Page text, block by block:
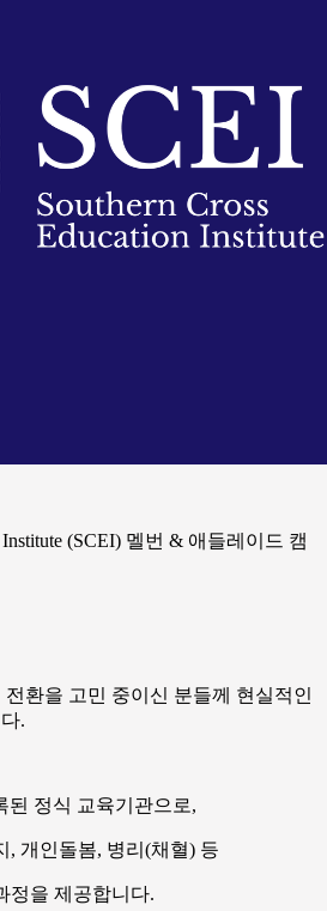
Institute (SCEI) 멜번 & 애들레이드 캠
환을 고민 중이신 분들께 현실적인
.
된 정식 교육기관으로,
, 개인돌봄, 병리(채혈) 등
정을 제공합니다.